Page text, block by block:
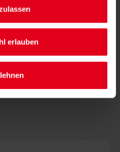
erlauben
GmbH stärkt mit ge­zielten
Arbeits­plätze und Kreis­